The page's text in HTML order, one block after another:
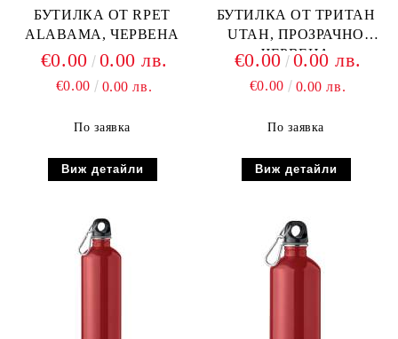
БУТИЛКА ОТ RPET
ALABAMA, ЧЕРВЕНА
€0.00 0.00 лв.
€0.00 0.00 лв.
По заявка
Виж детайли
БУТИЛКА ОТ ТРИТАН
UTAH, ПРОЗРАЧНО
ЧЕРВЕНА
€0.00 0.00 лв.
€0.00 0.00 лв.
По заявка
Виж детайли